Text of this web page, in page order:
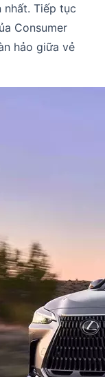
nhất. Tiếp tục
Consumer
hảo giữa vẻ